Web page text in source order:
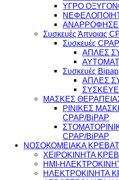
ΥΓΡΟ
Συσκευές Άπνοιας
Συσκευές CPAP
ΑΠΛΕΣ
Συσκευές Bipap
ΑΠΛΕΣ
ΜΑΣΚΕΣ
ΡΙΝΙΚΕΣ
CPAP/BiPAP
CPAP/BiPAP
ΝΟΣΟΚΟΜΕΙΑΚΑ
ΧΕΙΡΟΚΙΝΗΤΑ
ΗΜΙ-
ΗΛΕΚΤΡΟΚΙΝΗΤΑ